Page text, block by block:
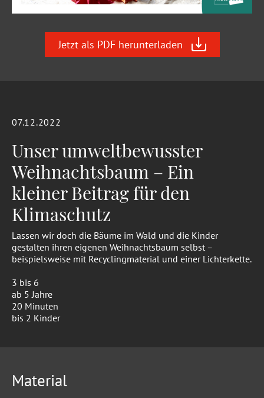
Jetzt als PDF herunterladen
07.12.2022
Unser umweltbewusster
Weihnachtsbaum – Ein
kleiner Beitrag für den
Klimaschutz
Lassen wir doch die Bäume im Wald und die Kinder
gestalten ihren eigenen Weihnachtsbaum selbst –
beispielsweise mit Recyclingmaterial und einer Lichterkette.
3 bis 6
ab 5 Jahre
20 Minuten
bis 2 Kinder
Material